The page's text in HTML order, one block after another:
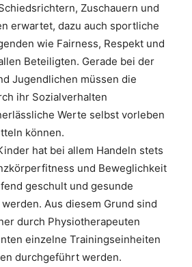
Zuschauern und
erwartet, dazu auch sportliche
wie Fairness, Respekt und
Beteiligten. Gerade bei der
Jugendlichen müssen die
ihr Sozialverhalten
Werte selbst vorleben
können.
hat bei allem Handeln stets
und Beweglichkeit
geschult und gesunde
Aus diesem Grund sind
durch Physiotherapeuten
einzelne Trainingseinheiten
durchgeführt werden.